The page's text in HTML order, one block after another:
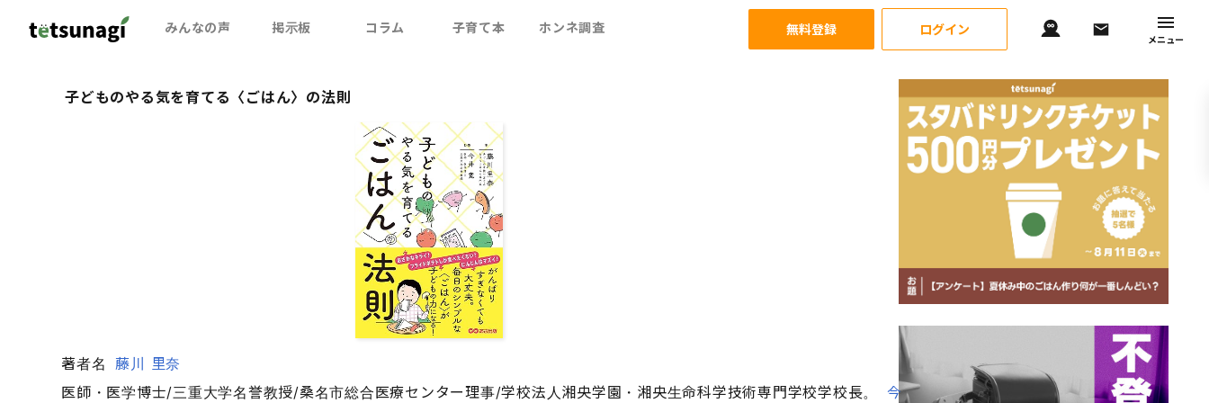
みんなの声 掲示板 コラム 子育て本 ホンネ調査 無料登録 ログイン
メニュー
子どものやる気を育てる〈ごはん〉の法則
著者名
藤川 里奈
医師・医学博士/三重大学名誉教授/桑名市総合医療センター理事/学校法人湘央学園・湘央生命科学技術専門学校学校長。
今